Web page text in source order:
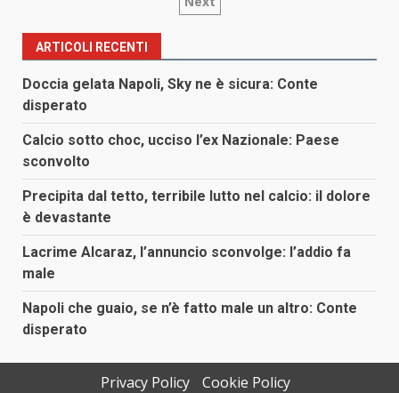
articoli
ARTICOLI RECENTI
Doccia gelata Napoli, Sky ne è sicura: Conte
disperato
Calcio sotto choc, ucciso l’ex Nazionale: Paese
sconvolto
Precipita dal tetto, terribile lutto nel calcio: il dolore
è devastante
Lacrime Alcaraz, l’annuncio sconvolge: l’addio fa
male
Napoli che guaio, se n’è fatto male un altro: Conte
disperato
Privacy Policy Cookie Policy